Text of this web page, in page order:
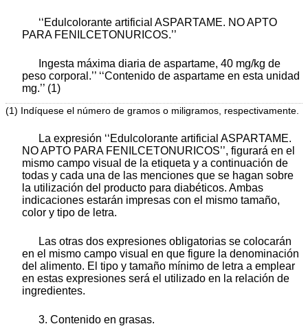
‘‘Edulcolorante artificial ASPARTAME. NO APTO
PARA FENILCETONURICOS.’’
Ingesta máxima diaria de aspartame, 40 mg/kg de
peso corporal.’’ ‘‘Contenido de aspartame en esta unidad
mg.’’ (1)
(1) Indíquese el número de gramos o miligramos, respectivamente.
La expresión ‘‘Edulcolorante artificial ASPARTAME.
NO APTO PARA FENILCETONURICOS’’, figurará en el
mismo campo visual de la etiqueta y a continuación de
todas y cada una de las menciones que se hagan sobre
la utilización del producto para diabéticos. Ambas
indicaciones estarán impresas con el mismo tamaño,
color y tipo de letra.
Las otras dos expresiones obligatorias se colocarán
en el mismo campo visual en que figure la denominación
del alimento. El tipo y tamaño mínimo de letra a emplear
en estas expresiones será el utilizado en la relación de
ingredientes.
3. Contenido en grasas.